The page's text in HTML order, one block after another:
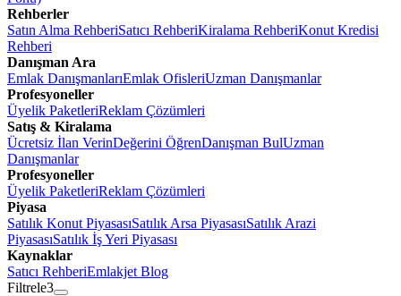
Rehberler
Satın Alma RehberiSatıcı RehberiKiralama RehberiKonut Kredisi
Rehberi
Danışman Ara
Emlak DanışmanlarıEmlak OfisleriUzman Danışmanlar
Profesyoneller
Üyelik PaketleriReklam Çözümleri
Satış & Kiralama
Ücretsiz İlan VerinDeğerini ÖğrenDanışman BulUzman
Danışmanlar
Profesyoneller
Üyelik PaketleriReklam Çözümleri
Piyasa
Satılık Konut PiyasasıSatılık Arsa PiyasasıSatılık Arazi
PiyasasıSatılık İş Yeri Piyasası
Kaynaklar
Satıcı RehberiEmlakjet Blog
Filtrele3